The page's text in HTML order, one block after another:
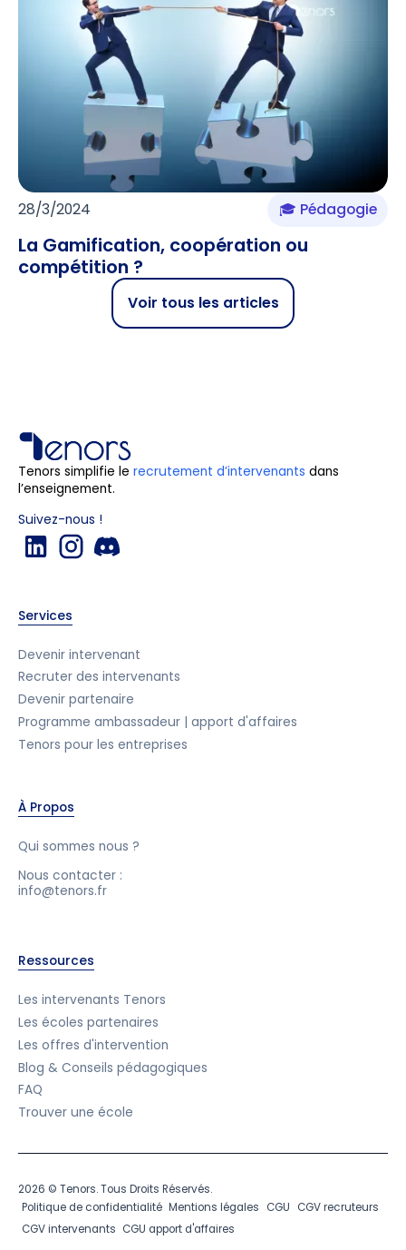
28/3/2024 🎓 Pédagogie
La Gamification, coopération ou
compétition ?
Voir tous les articles
Tenors simplifie le recrutement d’intervenants dans
l’enseignement.
Suivez-nous !
Services
Devenir intervenant
Recruter des intervenants
Devenir partenaire
Programme ambassadeur | apport d'affaires
Tenors pour les entreprises
À Propos
Qui sommes nous ?
Nous contacter :
info@tenors.fr
Ressources
Les intervenants Tenors
Les écoles partenaires
Les offres d'intervention
Blog & Conseils pédagogiques
FAQ
Trouver une école
2026 © Tenors. Tous Droits Réservés.
Politique de confidentialité Mentions légales CGU CGV recruteurs
CGV intervenants CGU apport d'affaires